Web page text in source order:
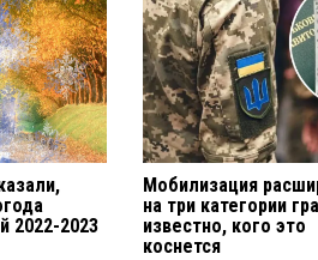
2022-2023
Мобилизация
на три категории
известно, кого это
коснется